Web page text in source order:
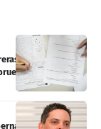
para que
Saber 11°
de